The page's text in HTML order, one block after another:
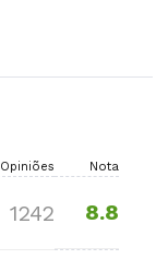
Opiniões Nota
1242 8.8